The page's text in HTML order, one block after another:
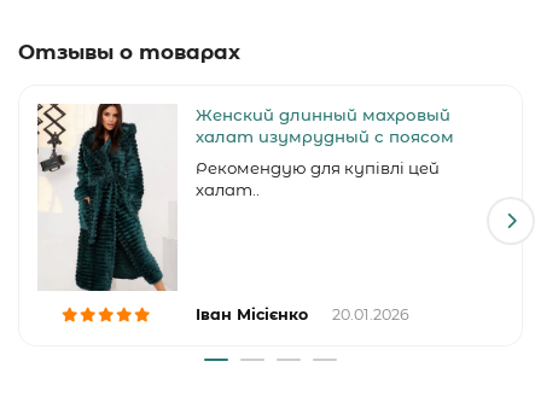
Отзывы о товарах
Женский длинный махровый
халат изумрудный с поясом
Рекомендую для купівлі цей
халат..
Іван Місієнко 20.01.2026